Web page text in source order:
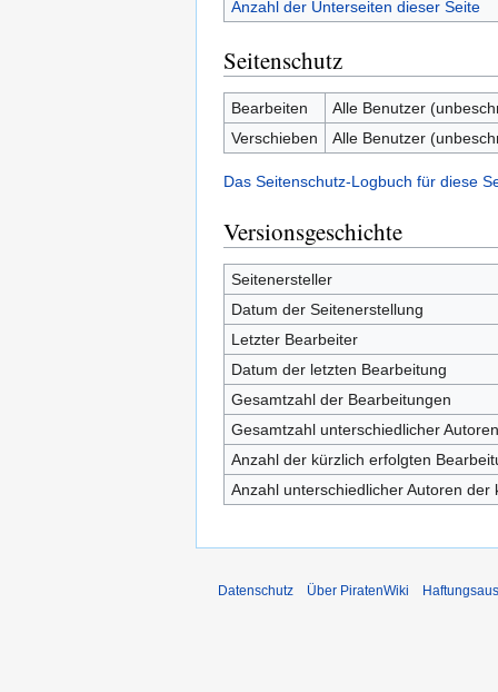
Anzahl der Unterseiten dieser Seite
Seitenschutz
Bearbeiten
Alle Benutzer
Verschieben
Alle Benutzer
Das Seitenschutz-Logbuch für diese
Versionsgeschichte
Seitenersteller
Datum der Seitenerstellung
Letzter Bearbeiter
Datum der letzten Bearbeitung
Gesamtzahl der Bearbeitungen
Gesamtzahl unterschiedlicher Autoren
Anzahl der kürzlich erfolgten
Anzahl unterschiedlicher Autoren
Datenschutz Über PiratenWiki